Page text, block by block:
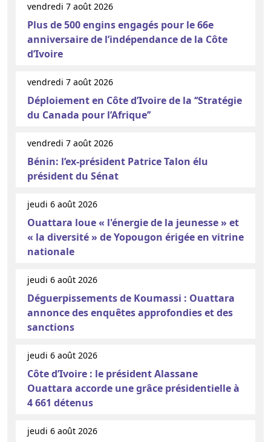
vendredi 7 août 2026
Plus de 500 engins engagés pour le 66e
anniversaire de l’indépendance de la Côte
d’Ivoire
vendredi 7 août 2026
Déploiement en Côte d’Ivoire de la ‘‘Stratégie
du Canada pour l’Afrique’’
vendredi 7 août 2026
Bénin: l’ex-président Patrice Talon élu
président du Sénat
jeudi 6 août 2026
Ouattara loue « l'énergie de la jeunesse » et
« la diversité » de Yopougon érigée en vitrine
nationale
jeudi 6 août 2026
Déguerpissements de Koumassi : Ouattara
annonce des enquêtes approfondies et des
sanctions
jeudi 6 août 2026
Côte d’Ivoire : le président Alassane
Ouattara accorde une grâce présidentielle à
4 661 détenus
jeudi 6 août 2026